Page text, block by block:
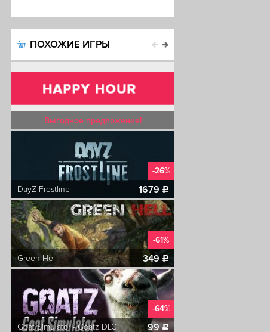
ПОХОЖИЕ ИГРЫ
Выгодное предложение!
-26%
DayZ Frostline
1679 c
-61%
Green Hell
349 c
-64%
Goat Simulator - Goatz DLC
99c